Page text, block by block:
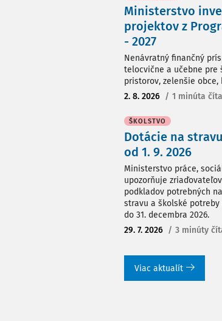
Ministerstvo
projektov z
- 2027
Nenávratný finančný
telocvične a učebne pre
pristorov, zelenšie
2. 8. 2026 / 1 minúta
ŠKOLSTVO
Dotácie na
od 1. 9. 2026
Ministerstvo práce,
upozorňuje
podkladov potrebných
stravu a školské
do 31. decembra 2026.
29. 7. 2026 / 3 minúty
Viac aktualít